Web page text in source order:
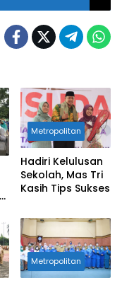
Metropolitan
Hadiri Kelulusan
Sekolah, Mas Tri
Kasih Tips Sukses
Metropolitan